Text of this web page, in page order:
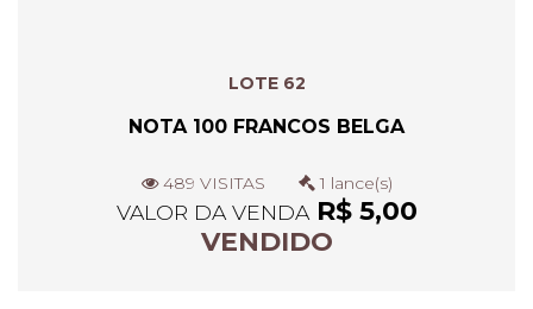
LOTE 62
NOTA 100 FRANCOS BELGA
489 VISITAS 1 lance(s)
VALOR DA VENDAR$ 5,00
VENDIDO